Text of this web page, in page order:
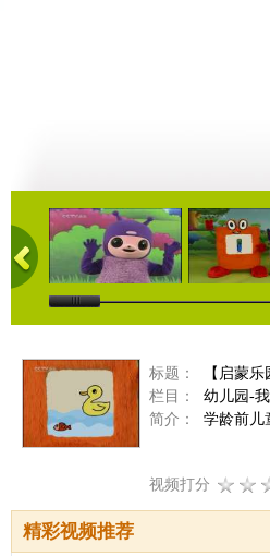
06:49
标题：
【启蒙
栏目：
幼儿园-
简介：
学龄前儿
视频打分
精彩视频推荐